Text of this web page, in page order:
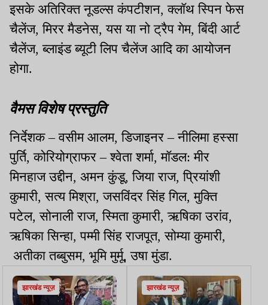
इसके अतिरिक्त नूडल्स कंपटीशन, क्लॉथ स्पिन फेस
चैलेंज, मिरर मैडनेस, यस या नो ट्रैप गेम, बिंदी आर्ट
चैलेंज, ब्लाइंड ब्यूटी लिप चैलेंज आदि का आयोजन
होगा.
वैमस विशेष प्रस्तुति
निर्देशक – वसीम आलम, डिजाइनर – नीलिमा हस्सा
पुर्ति, कोरियोग्राफर – श्वेता शर्मा, मॉडल: मीर
मिनहाज उद्दीन, अमन कुंडू, जिया राज, प्रियांशी
कुमारी, सत्य मिश्रा, जसविंदर सिंह गिल, मुक्ति
पटेल, सोनाली राज, स्मिता कुमारी, ऋषिका उरांव,
ऋषिका सिन्हा, पम्मी सिंह राजपूत, सोम्या कुमारी,
अतीका तब्बुसम, भूमि मुर्मू, उषा मुंडा.
झारखंड न्यूज़ झारखंड न्यूज़